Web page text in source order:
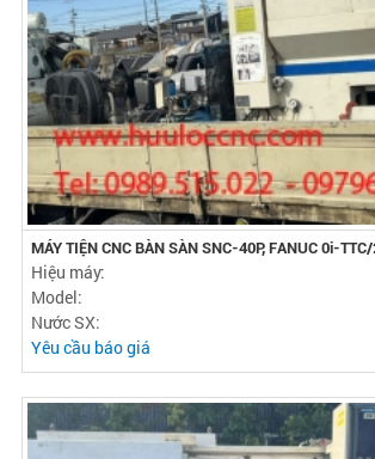
MÁY TIỆN CNC BÀN SÀN SNC-40P, FANUC 0i-
Hiệu máy:
Model:
Nước SX:
Yêu cầu báo giá